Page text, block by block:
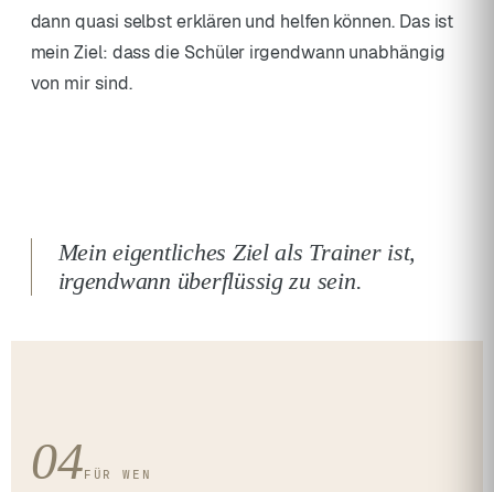
dann quasi selbst erklären und helfen können. Das ist
mein Ziel: dass die Schüler irgendwann unabhängig
von mir sind.
Mein eigentliches Ziel als Trainer ist,
irgendwann überflüssig zu sein.
04FÜR WEN